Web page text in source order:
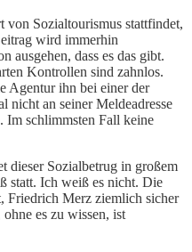
von Sozialtourismus stattfindet,
wird immerhin
ausgehen, dass es das gibt.
Kontrollen sind zahnlos.
Agentur ihn bei einer der
nicht an seiner Meldeadresse
Im schlimmsten Fall keine
dieser Sozialbetrug in großem
statt. Ich weiß es nicht. Die
Friedrich Merz ziemlich sicher
es zu wissen, ist